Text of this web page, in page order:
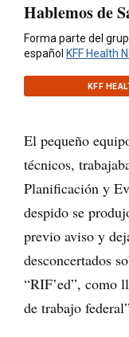
Hablemos de
Forma parte del
español KFF Health
KFF
El pequeño
técnicos,
Planificación y
despido se
previo aviso y
desconcertados
“RIF’ed”, como
de trabajo